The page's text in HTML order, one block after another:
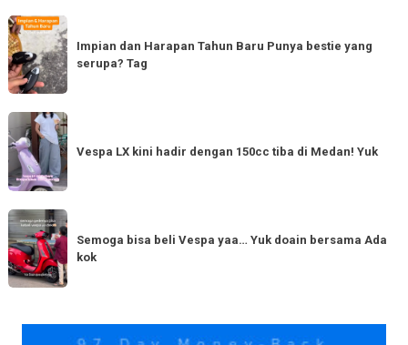
Impian
dan
Harapan
Tahun
Baru
Punya
bestie
yang
Tag
Impian dan Harapan Tahun Baru Punya bestie yang
serupa? Tag
Vespa
LX
kini
hadir
dengan
150cc
tiba
di
Vespa LX kini hadir dengan 150cc tiba di Medan! Yuk
Semoga
bisa
beli
Vespa
Yuk
Semoga bisa beli Vespa yaa… Yuk doain bersama Ada
kok